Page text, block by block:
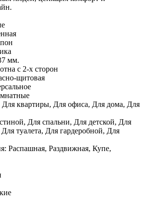
мм.
с 2-х сторон
щитовая
квартиры, Для офиса, Для дома, Для
Для спальни, Для детской, Для
туалета, Для гардеробной, Для
Распашная, Раздвижная, Купе,